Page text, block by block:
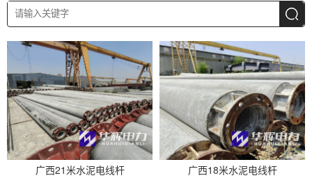
广西21米水泥电线杆 广西18米水泥电线杆